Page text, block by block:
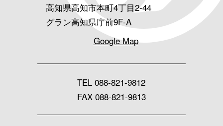
高知県高知市本町4丁目2-44
グラン高知県庁前9F-A
Google Map
TEL088-821-9812
FAX 088-821-9813